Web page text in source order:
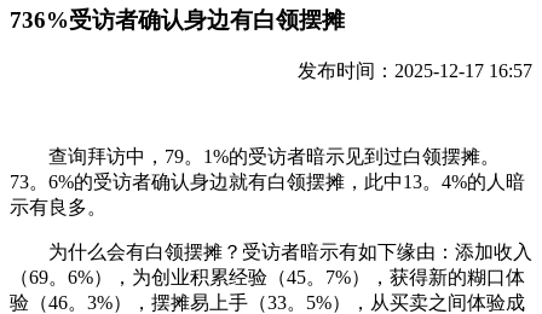
736%受访者确认身边有白领摆摊
发布时间：2025-12-17 16:57
查询拜访中，79。1%的受访者暗示见到过白领摆摊。
73。6%的受访者确认身边就有白领摆摊，此中13。4%的人暗
示有良多。
为什么会有白领摆摊？受访者暗示有如下缘由：添加收入
（69。6%），为创业积累经验（45。7%），获得新的糊口体
验（46。3%），摆摊易上手（33。5%），从买卖之间体验成